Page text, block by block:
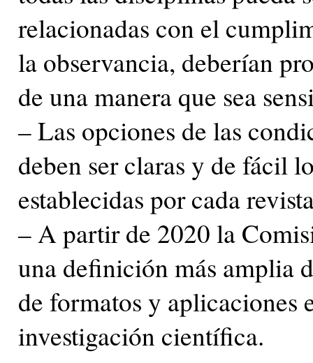
relacionadas con el
la observancia, deberían
de una manera que sea
– Las opciones de las
deben ser claras y de fácil
establecidas por cada
– A partir de 2020 la
una definición más amplia
de formatos y aplicaciones
investigación científica.